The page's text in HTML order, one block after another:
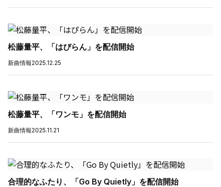
松藤量平、「はぴらん」を配信開始
新曲情報2025.12.25
松藤量平、「ワンモ」を配信開始
新曲情報2025.11.21
合理的なふたり、「Go By Quietly」を配信開始